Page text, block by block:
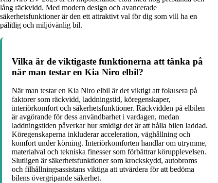
lång räckvidd. Med modern design och avancerade
säkerhetsfunktioner är den ett attraktivt val för dig som vill ha en
pålitlig och miljövänlig bil.
Vilka är de viktigaste funktionerna att tänka på
när man testar en Kia Niro elbil?
När man testar en Kia Niro elbil är det viktigt att fokusera på
faktorer som räckvidd, laddningstid, köregenskaper,
interiörkomfort och säkerhetsfunktioner. Räckvidden på elbilen
är avgörande för dess användbarhet i vardagen, medan
laddningstiden påverkar hur smidigt det är att hålla bilen laddad.
Köregenskaperna inkluderar acceleration, väghållning och
komfort under körning. Interiörkomforten handlar om utrymme,
materialval och tekniska finesser som förbättrar körupplevelsen.
Slutligen är säkerhetsfunktioner som krockskydd, autobroms
och filhållningsassistans viktiga att utvärdera för att bedöma
bilens övergripande säkerhet.